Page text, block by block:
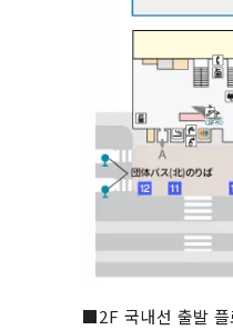
■2F 국내선 출발 플